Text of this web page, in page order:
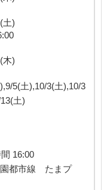
)
木)
5(土),10/3(土),10/3
土)
16:00
都市線 たまプ